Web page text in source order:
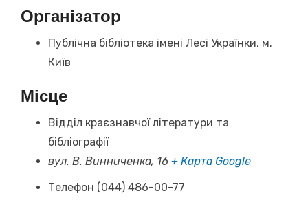
Організатор
Публічна бібліотека імені Лесі Українки, м.
Київ
Місце
Відділ краєзнавчої літератури та
бібліографії
вул. В. Винниченка, 16 + Карта Google
Телефон (044) 486-00-77